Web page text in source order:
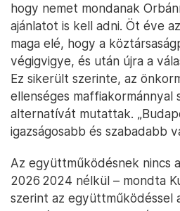
hogy nemet mondanak
ajánlatot is kell adni. Öt éve
maga elé, hogy a
végigvigye, és után újra a
Ez sikerült szerinte, az
ellenséges
alternatívát mutattak.
igazságosabb és szabadabb
Az együttműködésnek nincs
2026 2024 nélkül – mondta
szerint az együttműködéssel